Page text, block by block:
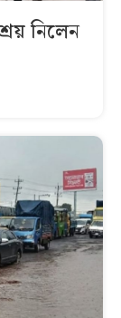
নিলেন